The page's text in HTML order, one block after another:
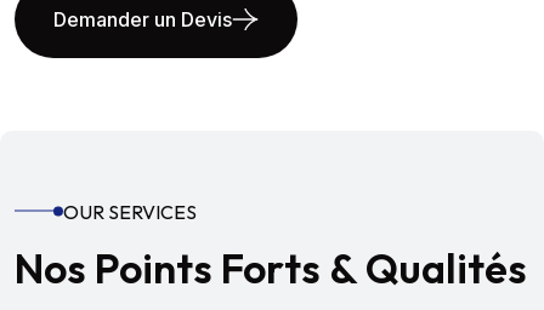
Demander un Devis
OUR SERVICES
Nos Points Forts & Qualités